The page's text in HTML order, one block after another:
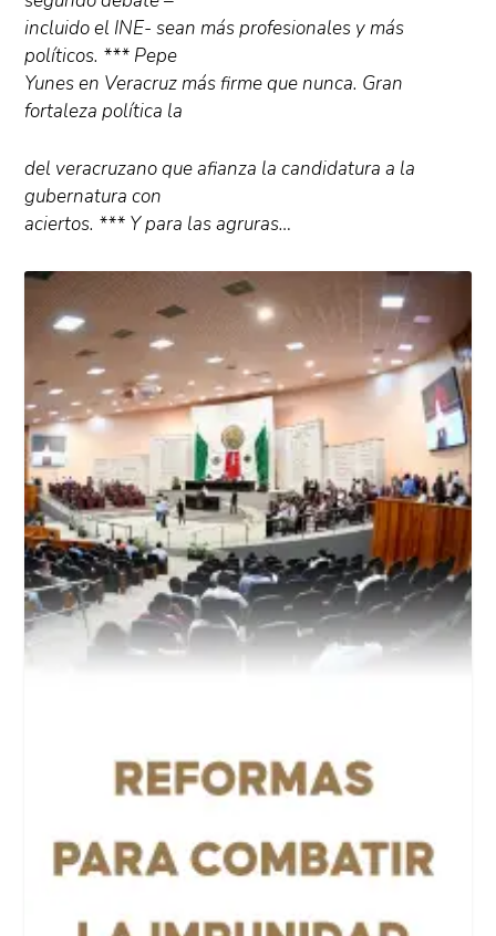
incluido el INE- sean más profesionales y más
políticos. *** Pepe
Yunes en Veracruz más firme que nunca. Gran
fortaleza política la
del veracruzano que afianza la candidatura a la
gubernatura con
aciertos. *** Y para las agruras…